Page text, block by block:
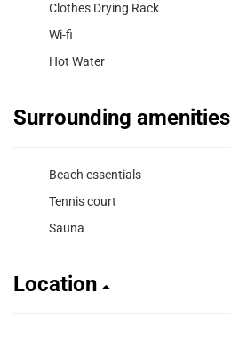
Clothes Drying Rack
Wi-fi
Hot Water
Surrounding amenities
Beach essentials
Tennis court
Sauna
Location